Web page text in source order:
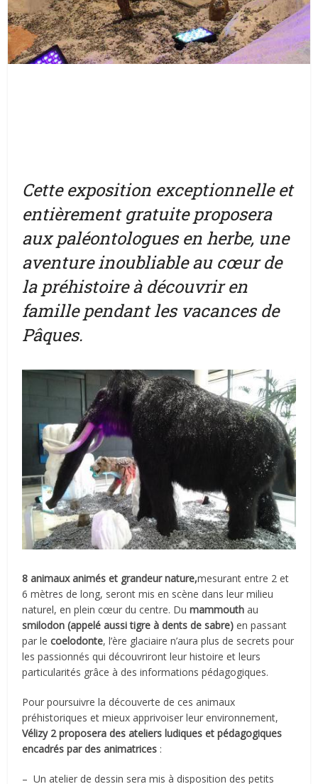
Cette exposition exceptionnelle et
entièrement gratuite proposera
aux paléontologues en herbe, une
aventure inoubliable au cœur de
la préhistoire à découvrir en
famille pendant les vacances de
Pâques.
8 animaux animés et grandeur nature,mesurant entre 2 et
6 mètres de long, seront mis en scène dans leur milieu
naturel, en plein cœur du centre. Dumammouthau
smilodon (appelé aussi tigre à dents de sabre) en passant
par lecoelodonte, l’ère glaciaire n’aura plus de secrets pour
les passionnés qui découvriront leur histoire et leurs
particularités grâce à des informations pédagogiques.
Pour poursuivre la découverte de ces animaux
préhistoriques et mieux apprivoiser leur environnement,
Vélizy 2 proposera des ateliers ludiques et pédagogiques
encadrés par des animatrices :
– Un atelier de dessin sera mis à disposition des petits